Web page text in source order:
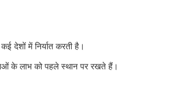
देशों में निर्यात करती है।
के लाभ को पहले स्थान पर रखते हैं।